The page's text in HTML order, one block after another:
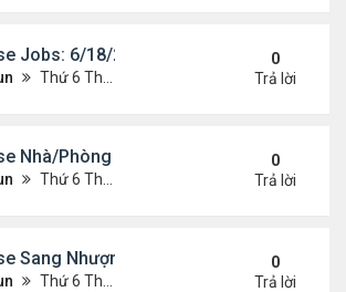
Jobs: 6/18/21- 6/25/2021
Thứ 6 Tháng 6 18, 2021 1:58 pm
0
Trả lời
Nhà/Phòng 6/18/21- 6/25/21
Thứ 6 Tháng 6 18, 2021 1:56 pm
0
Trả lời
Sang Nhượng 6/18/21- 6/25/21
Thứ 6 Tháng 6 18, 2021 1:54 pm
0
Trả lời